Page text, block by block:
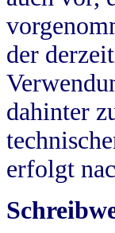
der
dahinter
erfolgt